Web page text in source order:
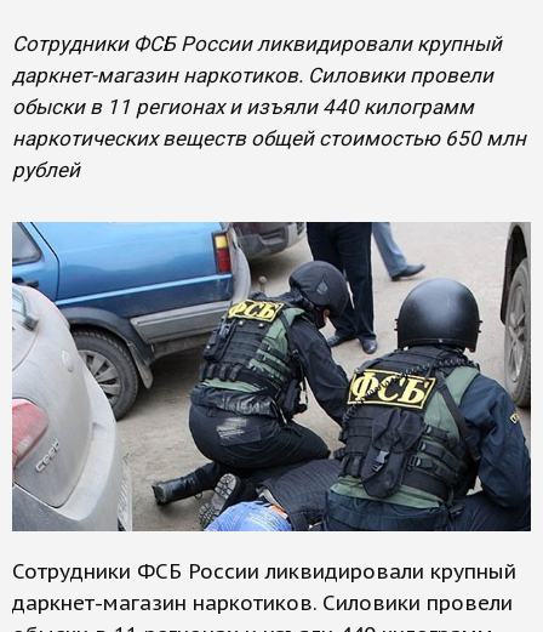
Сотрудники ФСБ России ликвидировали крупный
даркнет-магазин наркотиков. Силовики провели
обыски в 11 регионах и изъяли 440 килограмм
наркотических веществ общей стоимостью 650 млн
рублей
Сотрудники ФСБ России ликвидировали крупный
даркнет-магазин наркотиков. Силовики провели